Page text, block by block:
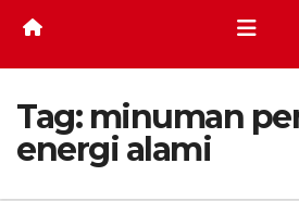
Tag: minuman
energi alami